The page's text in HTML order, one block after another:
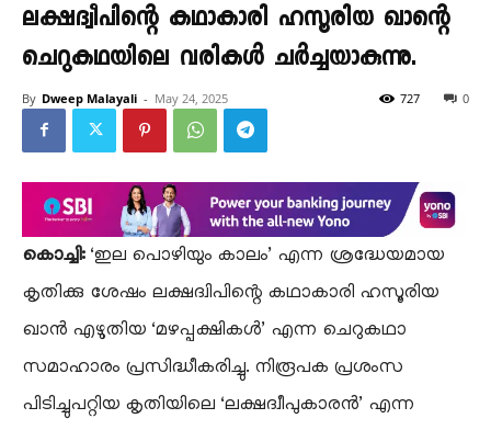
ലക്ഷദ്വീപിന്റെ കഥാകാരി ഹസൂരിയ ഖാന്റെ
ചെറുകഥയിലെ വരികൾ ചർച്ചയാകുന്നു.
By Dweep Malayali - May 24, 2025 0
727
കൊച്ചി:‘ഇല പൊഴിയും കാലം’ എന്ന ശ്രദ്ധേയമായ
കൃതിക്കു ശേഷം ലക്ഷദ്വിപിന്റെ കഥാകാരി ഹസൂരിയ
ഖാൻ എഴുതിയ ‘മഴപ്പക്ഷികൾ’ എന്ന ചെറുകഥാ
സമാഹാരം പ്രസിദ്ധീകരിച്ചു. നിരൂപക പ്രശംസ
പിടിച്ചുപറ്റിയ കൃതിയിലെ ‘ലക്ഷദ്വീപുകാരൻ’ എന്ന